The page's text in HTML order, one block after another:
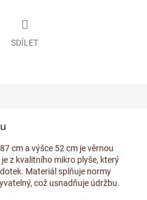
SDÍLET
cm a výšce 52 cm je věrnou
z kvalitního mikro plyše, který
Materiál splňuje normy
což usnadňuje údržbu.